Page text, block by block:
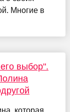
Многие в
выбор".